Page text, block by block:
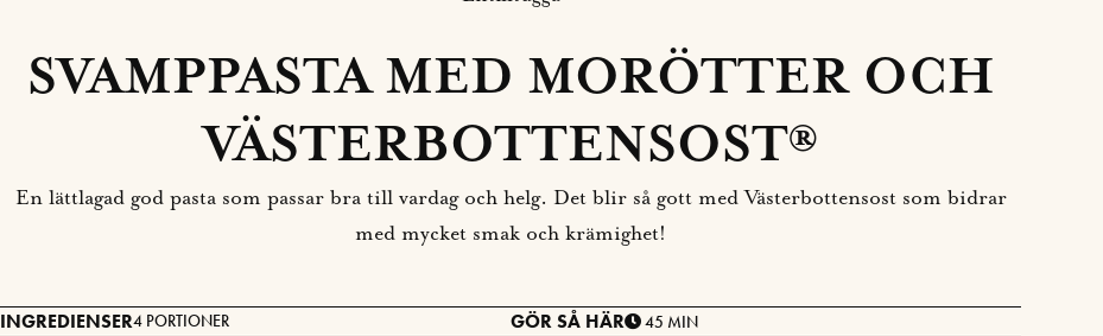
SVAMPPASTA MED MORÖTTER OCH
VÄSTERBOTTENSOST®
En lättlagad god pasta som passar bra till vardag och helg. Det blir så gott med Västerbottensost som bidrar
med mycket smak och krämighet!
INGREDIENSER4 PORTIONER
GÖR SÅ HÄR 45 MIN